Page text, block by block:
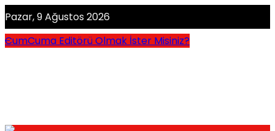
Pazar, 9 Ağustos 2026
CumCuma Editörü Olmak İster Misiniz?